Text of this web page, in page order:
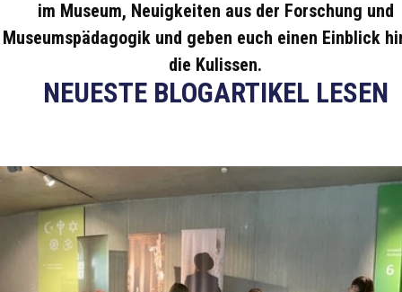
im Museum, Neuigkeiten aus der Forschung und
Museumspädagogik und geben euch einen Einblick
die Kulissen.
NEUESTE BLOGARTIKEL LESEN